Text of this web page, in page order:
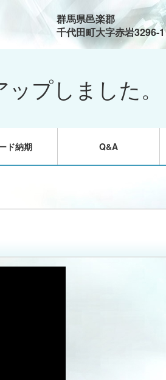
群馬県邑楽郡
千代田町大字赤岩3296-1
プしました。
ド納期 Q&A